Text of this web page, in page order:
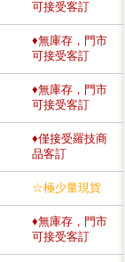
可接受客訂
♦無庫存，門市
可接受客訂
♦無庫存，門市
可接受客訂
♦僅接受羅技商
品客訂
☆極少量現貨
♦無庫存，門市
可接受客訂